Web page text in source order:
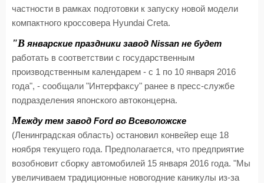
частности в рамках подготовки к запуску новой модели
компактного кроссовера Hyundai Creta.
"В январские праздники завод Nissan не будет
работать в соответствии с государственным
производственным календарем - с 1 по 10 января 2016
года", - сообщали "Интерфаксу" ранее в пресс-службе
подразделения японского автоконцерна.
Между тем завод Ford во Всеволожске
(Ленинградская область) остановил конвейер еще 18
ноября текущего года. Предполагается, что предприятие
возобновит сборку автомобилей 15 января 2016 года. "Мы
увеличиваем традиционные новогодние каникулы из-за